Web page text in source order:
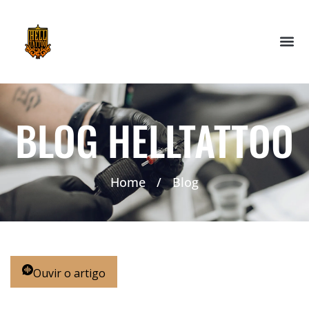
BLOG HELLTATTOO
Home / Blog
Ouvir o artigo